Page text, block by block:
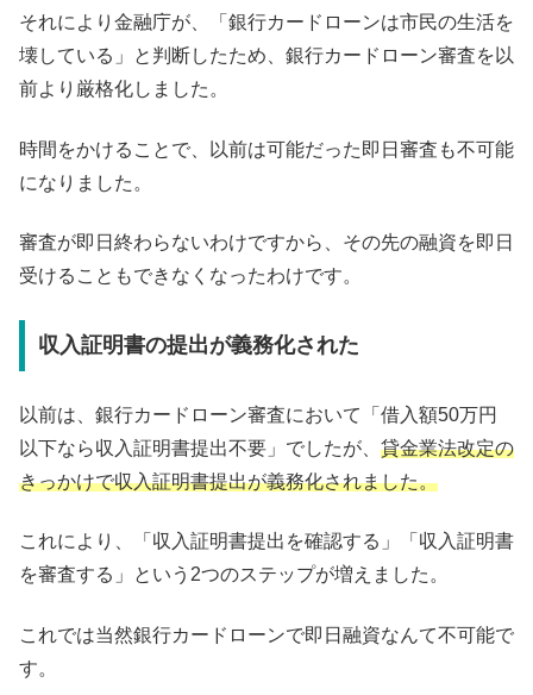
それにより金融庁が、「銀行カードローンは市民の生活を
壊している」と判断したため、銀行カードローン審査を以
前より厳格化しました。
時間をかけることで、以前は可能だった即日審査も不可能
になりました。
審査が即日終わらないわけですから、その先の融資を即日
受けることもできなくなったわけです。
収入証明書の提出が義務化された
以前は、銀行カードローン審査において「借入額50万円
以下なら収入証明書提出不要」でしたが、 貸金業法改定の
きっかけで収入証明書提出が義務化されました。
これにより、「収入証明書提出を確認する」「収入証明書
を審査する」という2つのステップが増えました。
これでは当然銀行カードローンで即日融資なんて不可能で
す。